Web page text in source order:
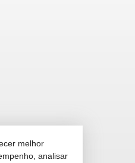
melhor
analisar